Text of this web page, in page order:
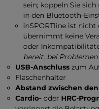
sein; koppeln Sie
in den Bluetooth-
inSPORTline ist
übernimmt keine
oder
bereit, bei
USB-Anschlusszum
Flaschenhalter
Abstand zwischen
Cardio-oder HRC-